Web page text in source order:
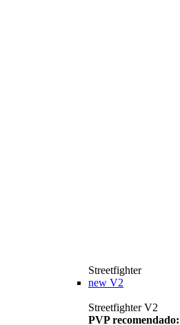
Streetfighter
new V2
Streetfighter V2
PVP